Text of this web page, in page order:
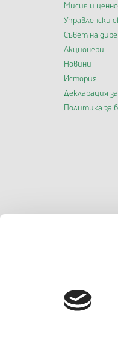
Мисия и
Управленски
Съвет на
Акционери
Новини
История
Декларация
Политика за